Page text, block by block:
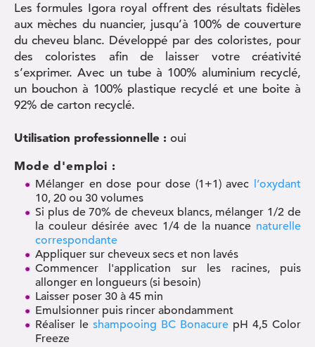
Les formules Igora royal offrent des résultats fidèles
aux mèches du nuancier, jusqu’à 100% de couverture
du cheveu blanc. Développé par des coloristes, pour
des coloristes afin de laisser votre créativité
s’exprimer. Avec un tube à 100% aluminium recyclé,
un bouchon à 100% plastique recyclé et une boite à
92% de carton recyclé.
Utilisation professionnelle : oui
Mode d'emploi :
Mélanger en dose pour dose (1+1) avec l’oxydant
10, 20 ou 30 volumes
Si plus de 70% de cheveux blancs, mélanger 1/2 de
la couleur désirée avec 1/4 de la nuance naturelle
correspondante
Appliquer sur cheveux secs et non lavés
Commencer l'application sur les racines, puis
allonger en longueurs (si besoin)
Laisser poser 30 à 45 min
Emulsionner puis rincer abondamment
Réaliser le shampooing BC Bonacure pH 4,5 Color
Freeze